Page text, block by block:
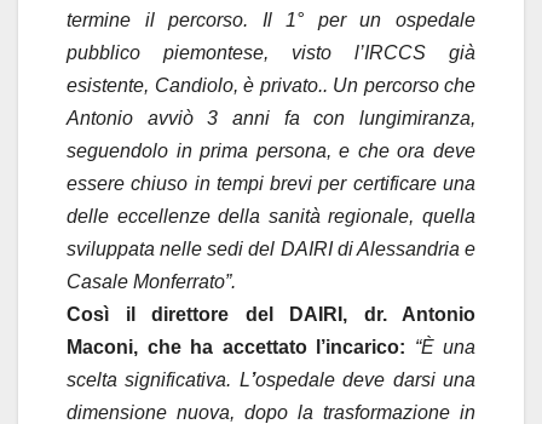
termine il percorso. Il 1° per un ospedale
pubblico piemontese, visto l’IRCCS già
esistente, Candiolo, è privato.. Un percorso che
Antonio avviò 3 anni fa con lungimiranza,
seguendolo in prima persona, e che ora deve
essere chiuso in tempi brevi per certificare una
delle eccellenze della sanità regionale, quella
sviluppata nelle sedi del DAIRI di Alessandria e
Casale Monferrato”.
Così il direttore del DAIRI, dr. Antonio
Maconi, che ha accettato l’incarico: “È una
scelta significativa. L’ospedale deve darsi una
dimensione nuova, dopo la trasformazione in